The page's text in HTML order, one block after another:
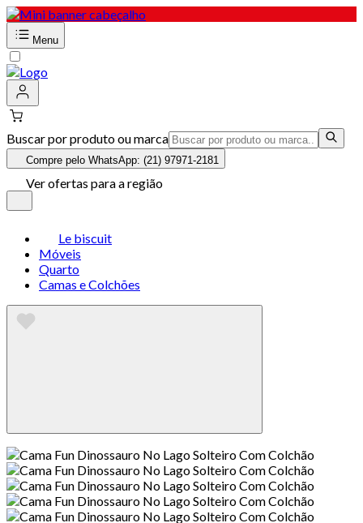
Menu
Buscar por produto ou marca
Compre pelo WhatsApp: (21) 97971-2181
Ver ofertas para a região
Le biscuit
Móveis
Quarto
Camas e Colchões